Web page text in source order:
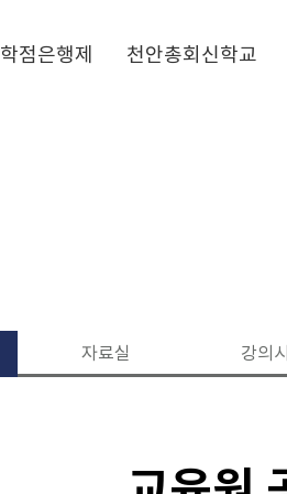
학점은행제 천안총회신학교
자료실 강의